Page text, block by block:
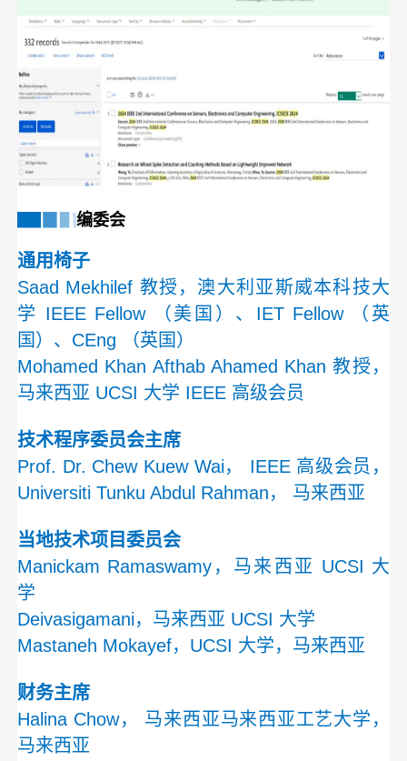
编委会
通用椅子
Saad Mekhilef 教授，澳大利亚斯威本科技大
学 IEEE Fellow （美国）、IET Fellow （英
国）、CEng （英国）
Mohamed Khan Afthab Ahamed Khan 教授，
马来西亚 UCSI 大学 IEEE 高级会员
技术程序委员会主席
Prof. Dr. Chew Kuew Wai， IEEE 高级会员，
Universiti Tunku Abdul Rahman， 马来西亚
当地技术项目委员会
Manickam Ramaswamy，马来西亚 UCSI 大
学
Deivasigamani，马来西亚 UCSI 大学
Mastaneh Mokayef，UCSI 大学，马来西亚
财务主席
Halina Chow， 马来西亚马来西亚工艺大学，
马来西亚